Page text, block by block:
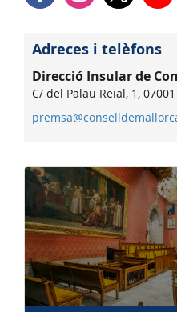
Adreces i telèfons
Direcció Insular de
C/ del Palau Reial, 1,